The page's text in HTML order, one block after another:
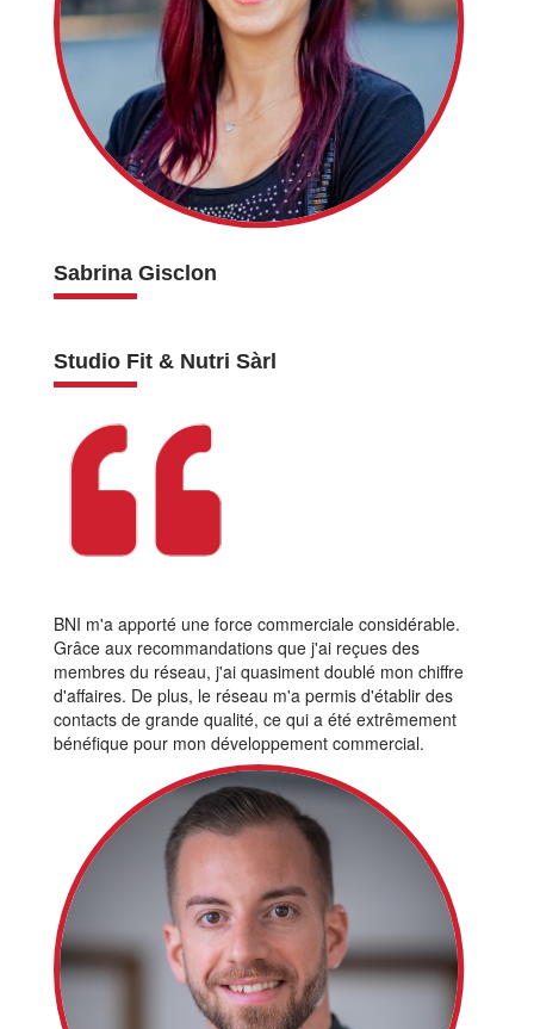
Sabrina Gisclon
Studio Fit & Nutri Sàrl
BNI m'a apporté une force commerciale considérable.
Grâce aux recommandations que j'ai reçues des
membres du réseau, j'ai quasiment doublé mon chiffre
d'affaires. De plus, le réseau m'a permis d'établir des
contacts de grande qualité, ce qui a été extrêmement
bénéfique pour mon développement commercial.